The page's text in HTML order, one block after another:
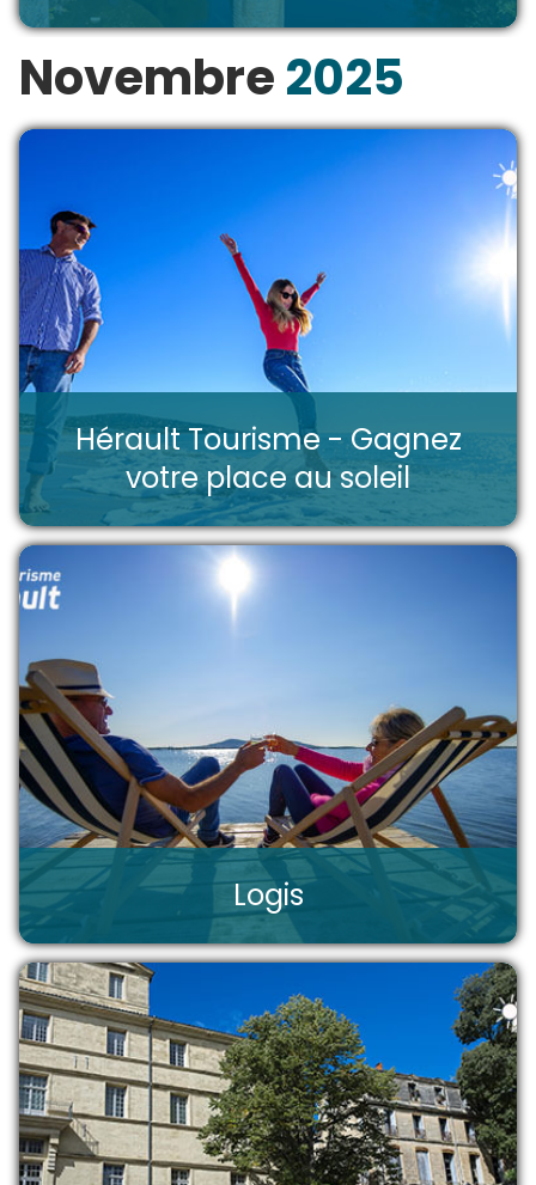
Novembre2025
Hérault Tourisme - Gagnez
votre place au soleil
Logis